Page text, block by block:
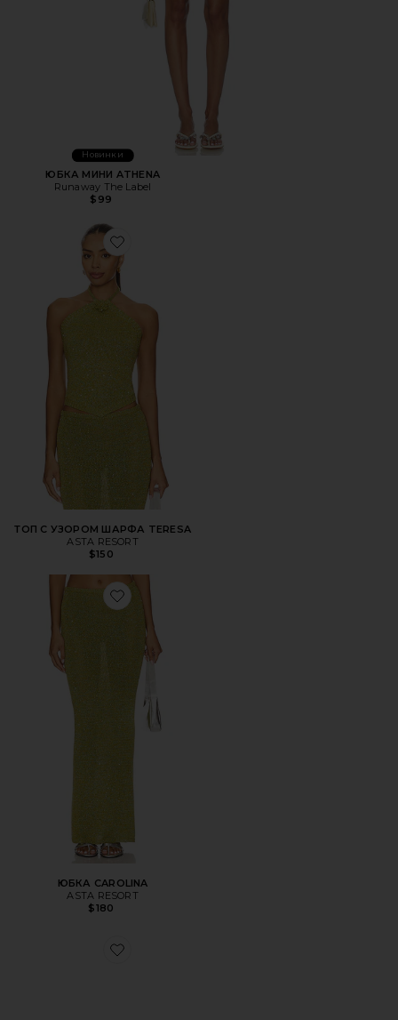
Новинки
ЮБКА МИНИ ATHENA
Runaway The Label
$99
Favorite ТОП С УЗОРОМ ШАРФА TERESA
ТОП С УЗОРОМ ШАРФА TERESA
ASTA RESORT
$150
Favorite ЮБКА CAROLINA
ЮБКА CAROLINA
ASTA RESORT
$180
Favorite СВЕЧА ИБИЦА БОГЕМИЯ (IBIZA BOHEMIA)